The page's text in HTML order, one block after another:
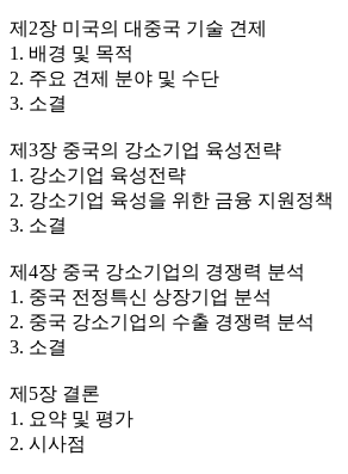
제2장 미국의 대중국 기술 견제
1. 배경 및 목적
2. 주요 견제 분야 및 수단
3. 소결
제3장 중국의 강소기업 육성전략
1. 강소기업 육성전략
2. 강소기업 육성을 위한 금융 지원정책
3. 소결
제4장 중국 강소기업의 경쟁력 분석
1. 중국 전정특신 상장기업 분석
2. 중국 강소기업의 수출 경쟁력 분석
3. 소결
제5장 결론
1. 요약 및 평가
2. 시사점